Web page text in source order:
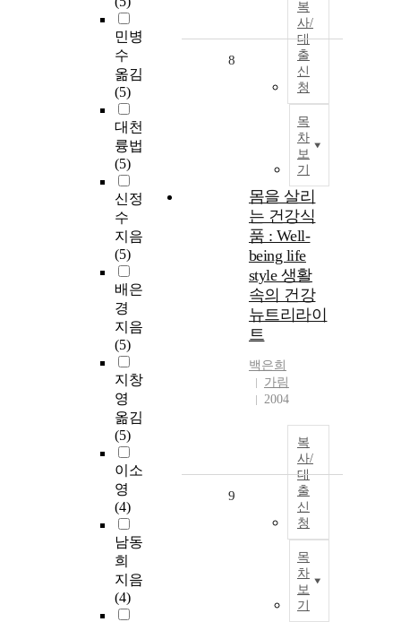
민병
수
옮김
(5)
대천
륭법
(5)
신정
수
지음
(5)
배은
경
지음
(5)
지창
영
옮김
(5)
이소
영
(4)
남동
희
지음
(4)
복
사/
대
출
신
청
목
차
보
기
8
몸을 살리
는 건강식
품 : Well-
being life
style 생활
속의 건강
뉴트리라이
트
백은희
가림
2004
복
사/
대
출
신
청
목
차
보
기
9